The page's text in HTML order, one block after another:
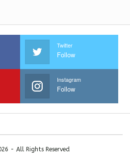
Twitter
Follow
Instagram
Follow
- All Rights Reserved